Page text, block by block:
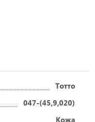
Тотто
047-(45,9,020)
Кожа